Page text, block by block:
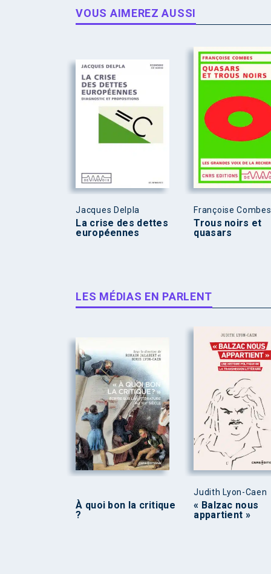
VOUS AIMEREZ AUSSI
Jacques Delpla
La crise des dettes
européennes
Françoise Combes
Trous noirs et
quasars
LES MÉDIAS EN PARLENT
À quoi bon la critique
?
Judith Lyon-Caen
« Balzac nous
appartient »